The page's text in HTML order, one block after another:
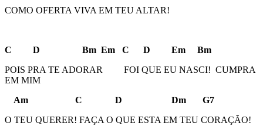
COMO OFERTA VIVA EM TEU ALTAR!
C D Bm Em C D Em Bm
POIS PRA TE ADORAR FOI QUE EU NASCI! CUMPRA
EM MIM
Am C D Dm G7
O TEU QUERER! FAÇA O QUE ESTA EM TEU CORAÇÃO!